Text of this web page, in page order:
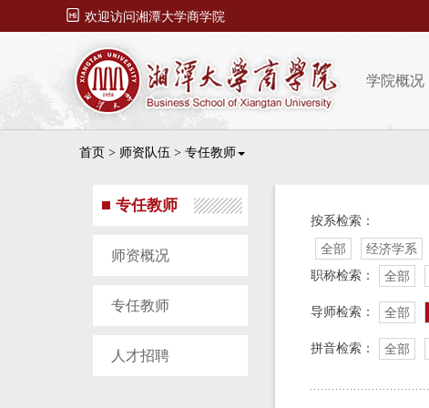
 欢迎访问湘潭大学商学院
学院概况
首页 > 师资队伍 > 专任教师
专任教师
师资概况
专任教师
人才招聘
按系检索：
全部 经济学系
职称检索：
全部
导师检索： 全部
拼音检索： 全部